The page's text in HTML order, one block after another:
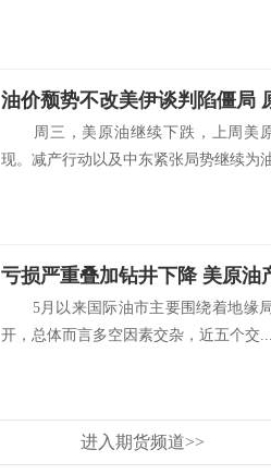
油价颓势不改美伊谈判陷僵局
周三，美原油继续下跌，上周美原
现。减产行动以及中东紧张局势继续为
5月以来国际油市主要围绕着地缘局
开，总体而言多空因素交杂，近五个交
进入期货频道>>